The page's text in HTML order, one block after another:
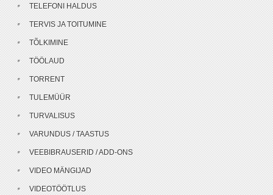
TELEFONI HALDUS
TERVIS JA TOITUMINE
TÕLKIMINE
TÖÖLAUD
TORRENT
TULEMÜÜR
TURVALISUS
VARUNDUS / TAASTUS
VEEBIBRAUSERID / ADD-ONS
VIDEO MÄNGIJAD
VIDEOTÖÖTLUS